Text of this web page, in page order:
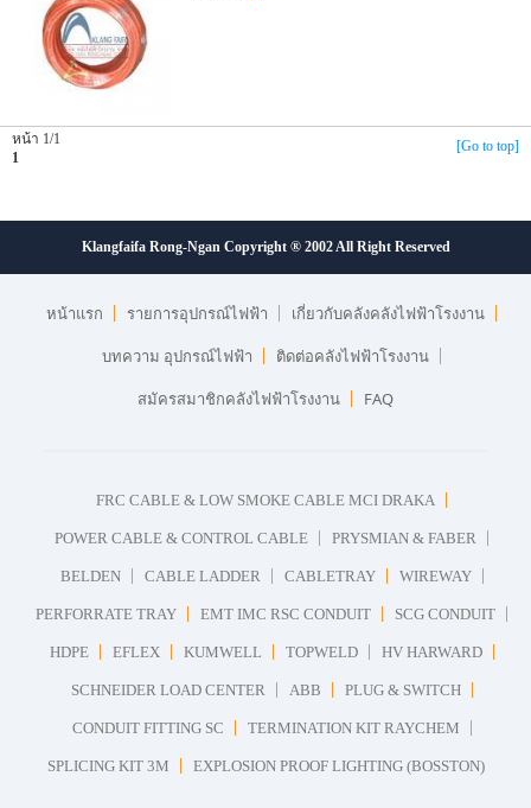
หน้า 1/1
1
[Go to top]
Klangfaifa Rong-Ngan Copyright ® 2002 All Right Reserved
หน้าแรก รายการอุปกรณ์ไฟฟ้า
เกี่ยวกับคลังคลังไฟฟ้าโรงงาน
บทความ อุปกรณ์ไฟฟ้า
ติดต่อคลังไฟฟ้าโรงงาน
สมัครสมาชิกคลังไฟฟ้าโรงงาน
FAQ
FRC CABLE & LOW SMOKE CABLE MCI DRAKA
POWER CABLE & CONTROL CABLE PRYSMIAN & FABER
BELDEN CABLE LADDER CABLETRAY WIREWAY
PERFORRATE TRAY EMT IMC RSC CONDUIT SCG CONDUIT
HDPE EFLEX KUMWELL TOPWELD HV HARWARD
SCHNEIDER LOAD CENTER ABB PLUG & SWITCH
CONDUIT FITTING SC TERMINATION KIT RAYCHEM
SPLICING KIT 3M EXPLOSION PROOF LIGHTING (BOSSTON)